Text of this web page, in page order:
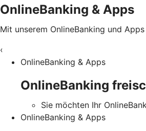
OnlineBanking & Apps
Mit unserem OnlineBanking und
‹
OnlineBanking & Apps
OnlineBanking
Sie möchten Ihr
OnlineBanking & Apps